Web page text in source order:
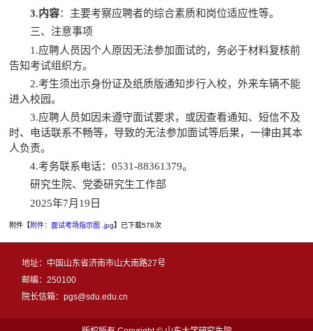
3.内容：主要考察应聘者的综合素质和岗位适应性等。
三、注意事项
1.应聘人员因个人原因无法参加面试的，务必于材料复核前
告知考试组织方。
2.考生须出示身份证及纸质版通知步行入校，外来车辆不能
进入校园。
3.应聘人员如因未遵守面试要求，或因查看通知、短信不及
时、 电话联系不畅等，导致的无法参加面试等后果，一律由其本
人负责。
4.考务联系电话：0531-88361379。
研究生院、党委研究生工作部
2025年7月 19 日
附件【 附件：面试考场指示图 .jpg】已下载578次
地址：中国山东省济南市山大南路27号
邮编：250100
院长信箱：pgs@sdu.edu.cn